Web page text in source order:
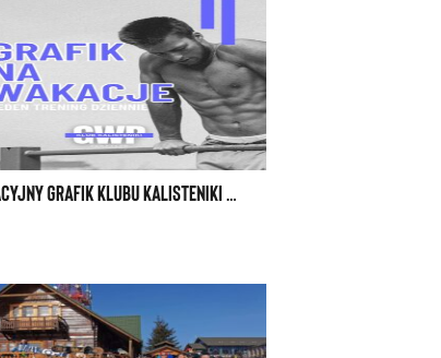
WAKACYJNY GRAFIK KLUBU KALISTENIKI GWP W WARSZAWIE